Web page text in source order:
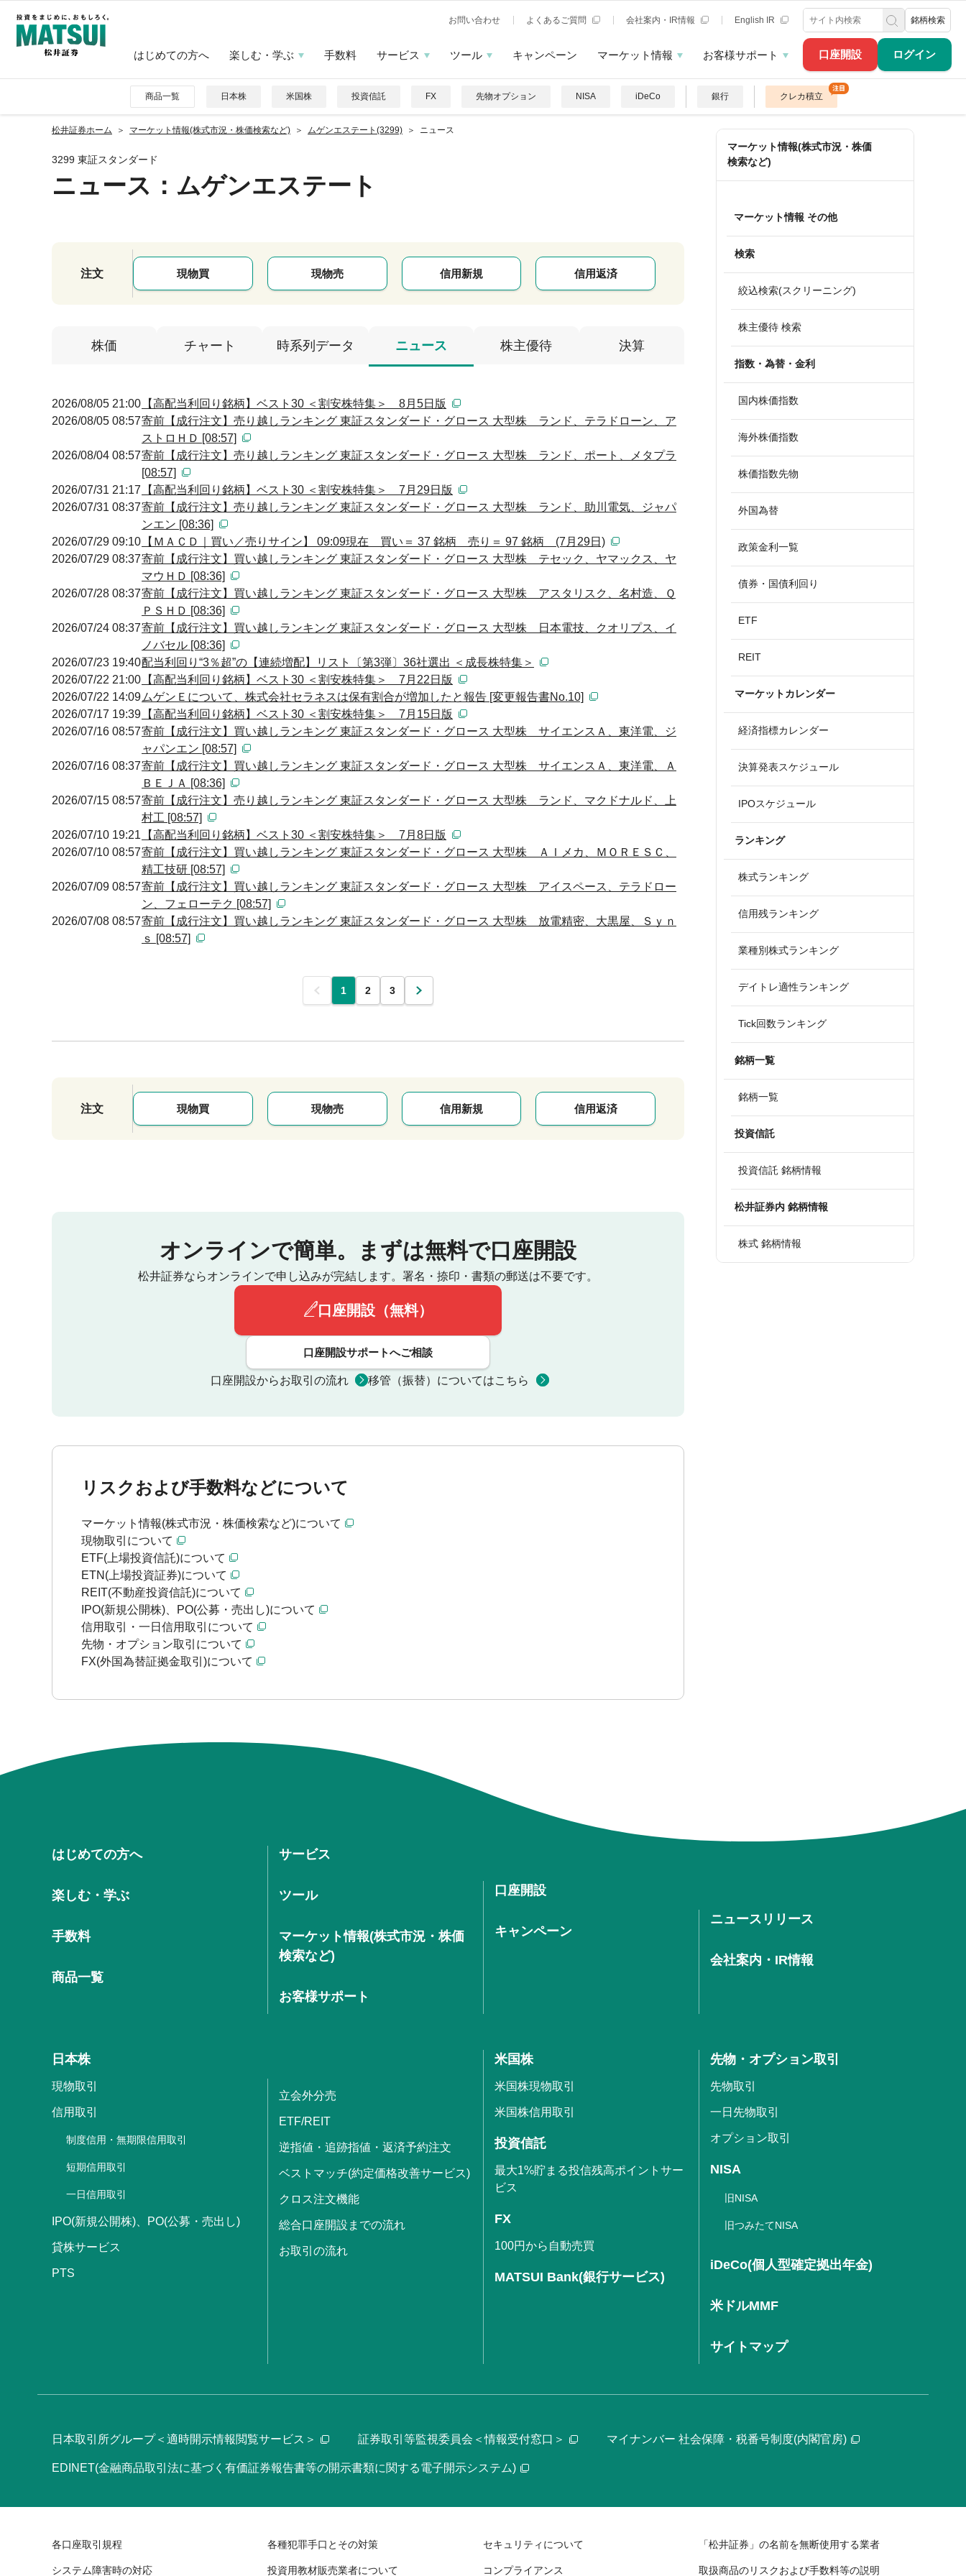
口座開設 ログイン
お問い合わせ よくあるご質問 会社案内・IR情報 English IR 銘柄検索
はじめての方へ 楽しむ・学ぶ 手数料 サービス ツール キャンペーン マーケット情報 お客様サポート
商品一覧 日本株 米国株 投資信託 FX 先物オプション NISA iDeCo 銀行 クレカ積立
松井証券ホーム マーケット情報(株式市況・株価検索など) ムゲンエステート(3299) ニュース
3299 東証スタンダード
ニュース ：ムゲンエステート
注文 現物買 現物売 信用新規 信用返済
株価 チャート 時系列データ ニュース 株主優待 決算
2026/08/05 21:00 【高配当利回り銘柄】ベスト30 ＜割安株特集＞ 8月5日版
2026/08/05 08:57寄前【成行注文】売り越しランキング 東証スタンダード・グロース 大型株 ランド、テラドローン、ア
ストロＨＤ [08:57]
2026/08/04 08:57寄前【成行注文】売り越しランキング 東証スタンダード・グロース 大型株 ランド、ポート、メタプラ
[08:57]
2026/07/31 21:17
【高配当利回り銘柄】ベスト30 ＜割安株特集＞ 7月29日版
2026/07/31 08:37寄前【成行注文】売り越しランキング 東証スタンダード・グロース 大型株 ランド、助川電気、ジャパ
ンエン [08:36]
2026/07/29 09:10 【ＭＡＣＤ｜買い／売りサイン】 09:09現在 買い＝ 37 銘柄 売り＝ 97 銘柄 (7月29日)
2026/07/29 08:37寄前【成行注文】買い越しランキング 東証スタンダード・グロース 大型株 テセック、ヤマックス、ヤ
マウＨＤ [08:36]
2026/07/28 08:37寄前【成行注文】買い越しランキング 東証スタンダード・グロース 大型株 アスタリスク、名村造、Ｑ
ＰＳＨＤ [08:36]
2026/07/24 08:37寄前【成行注文】買い越しランキング 東証スタンダード・グロース 大型株 日本電技、クオリプス、イ
ノバセル [08:36]
2026/07/23 19:40配当利回り“3％超”の【連続増配】リスト〔第3弾〕36社選出 ＜成長株特集＞
2026/07/22 21:00 【高配当利回り銘柄】ベスト30 ＜割安株特集＞ 7月22日版
2026/07/22 14:09 ムゲンＥについて、株式会社セラネスは保有割合が増加したと報告 [変更報告書No.10]
2026/07/17 19:39 【高配当利回り銘柄】ベスト30 ＜割安株特集＞ 7月15日版
2026/07/16 08:57寄前【成行注文】買い越しランキング 東証スタンダード・グロース 大型株 サイエンスＡ、東洋電、ジ
ャパンエン [08:57]
2026/07/16 08:37寄前【成行注文】買い越しランキング 東証スタンダード・グロース 大型株 サイエンスＡ、東洋電、Ａ
ＢＥＪＡ [08:36]
2026/07/15 08:57寄前【成行注文】売り越しランキング 東証スタンダード・グロース 大型株 ランド、マクドナルド、上
村工 [08:57]
2026/07/10 19:21
【高配当利回り銘柄】ベスト30 ＜割安株特集＞ 7月8日版
2026/07/10 08:57寄前【成行注文】買い越しランキング 東証スタンダード・グロース 大型株 ＡＩメカ、ＭＯＲＥＳＣ、
精工技研 [08:57]
2026/07/09 08:57寄前【成行注文】買い越しランキング 東証スタンダード・グロース 大型株 アイスペース、テラドロー
ン、フェローテク [08:57]
2026/07/08 08:57寄前【成行注文】買い越しランキング 東証スタンダード・グロース 大型株 放電精密、大黒屋、Ｓｙｎ
ｓ [08:57]
前 1 2 3 次
注文 現物買 現物売 信用新規 信用返済
オンラインで簡単。 まずは無料で口座開設
松井証券ならオンラインで申し込みが完結します。 署名・捺印・書類の郵送は不要です。
口座開設（無料）
口座開設サポートへご相談
口座開設からお取引の流れ 移管（振替）についてはこちら
リスクおよび手数料などについて
マーケット情報(株式市況・株価検索など)について
現物取引について
ETF(上場投資信託)について
ETN(上場投資証券)について
REIT(不動産投資信託)について
IPO(新規公開株)、PO(公募・売出し)について
信用取引・一日信用取引について
先物・オプション取引について
FX(外国為替証拠金取引)について
マーケット情報(株式市況・株価
検索など)
マーケット情報 その他
検索
絞込検索(スクリーニング)
株主優待 検索
指数・為替・金利
国内株価指数
海外株価指数
株価指数先物
外国為替
政策金利一覧
債券・国債利回り
ETF
REIT
マーケットカレンダー
経済指標カレンダー
決算発表スケジュール
IPOスケジュール
ランキング
株式ランキング
信用残ランキング
業種別株式ランキング
デイトレ適性ランキング
Tick回数ランキング
銘柄一覧
銘柄一覧
投資信託
投資信託 銘柄情報
松井証券内 銘柄情報
株式 銘柄情報
はじめての方へ
楽しむ・学ぶ
手数料
商品一覧
サービス
ツール
マーケット情報(株式市況・株価
検索など)
お客様サポート
口座開設
キャンペーン
ニュースリリース
会社案内・IR情報
日本株
現物取引
信用取引
制度信用・無期限信用取引
短期信用取引
一日信用取引
IPO(新規公開株)、PO(公募・売出し)
貸株サービス
PTS
立会外分売
ETF/REIT
逆指値・追跡指値・返済予約注文
ベストマッチ(約定価格改善サービス)
クロス注文機能
総合口座開設までの流れ
お取引の流れ
米国株
米国株現物取引
米国株信用取引
投資信託
最大1%貯まる投信残高ポイントサー
ビス
FX
100円から自動売買
MATSUI Bank(銀行サービス)
先物・オプション取引
先物取引
一日先物取引
オプション取引
NISA
旧NISA
旧つみたてNISA
iDeCo(個人型確定拠出年金)
米ドルMMF
サイトマップ
日本取引所グループ＜適時開示情報閲覧サービス＞ 証券取引等監視委員会＜情報受付窓口＞ マイナンバー 社会保障・税番号制度(内閣官房)
EDINET(金融商品取引法に基づく有価証券報告書等の開示書類に関する電子開示システム)
各口座取引規程 各種犯罪手口とその対策 セキュリティについて 「松井証券」の名前を無断使用する業者
システム障害時の対応 投資用教材販売業者について コンプライアンス 取扱商品のリスクおよび手数料等の説明